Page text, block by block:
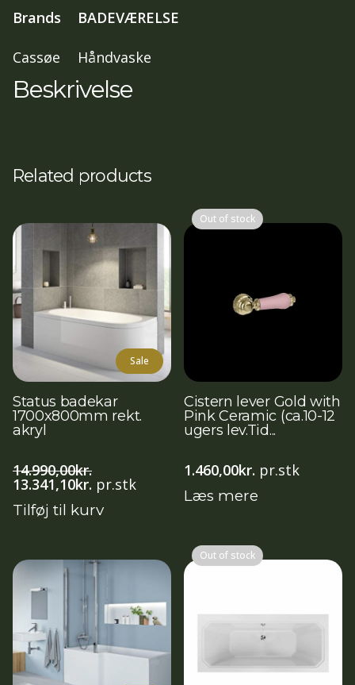
Brands BADEVÆRELSE
Cassøe Håndvaske
Beskrivelse
Related products
Sale
Status badekar
1700x800mm rekt.
akryl
14.990,00kr.
Den
oprindelige
pris
13.341,10kr. Den
aktuelle
pris
pr.stk
Tilføj til kurv
Out of stock
Cistern lever Gold with
Pink Ceramic (ca.10-12
ugers lev.Tid...
1.460,00kr. pr.stk
Læs mere
Out of stock